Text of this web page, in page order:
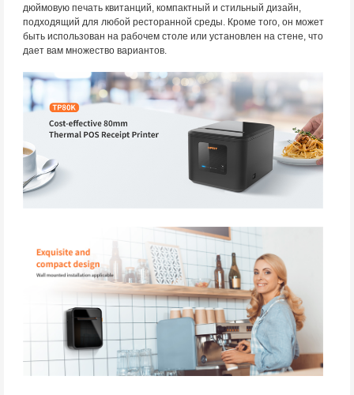
дюймовую печать квитанций, компактный и стильный дизайн,
подходящий для любой ресторанной среды. Кроме того, он может
быть использован на рабочем столе или установлен на стене, что
дает вам множество вариантов.